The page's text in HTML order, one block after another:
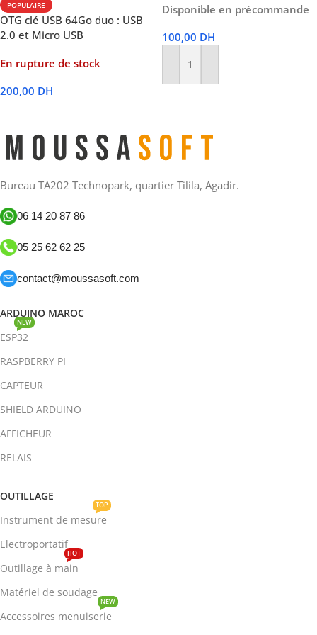
POPULAIRE
OTG clé USB 64Go duo : USB
2.0 et Micro USB
En rupture de stock
200,00 DH
Disponible en précommande
100,00 DH
Ajouter Au Panier
Bureau TA202 Technopark, quartier Tilila, Agadir.
06 14 20 87 86
05 25 62 62 25
contact@moussasoft.com
ARDUINO MAROC
ESP32
NEW
RASPBERRY PI
CAPTEUR
SHIELD ARDUINO
AFFICHEUR
RELAIS
OUTILLAGE
Instrument de mesure
TOP
Electroportatif
Outillage à main
HOT
Matériel de soudage
Accessoires menuiserie
NEW